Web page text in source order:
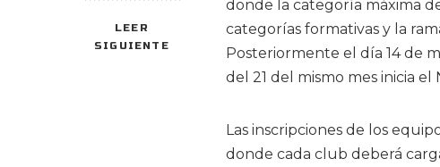
LEER
SIGUIENTE
donde la categoría máxima
categorías formativas y la
Posteriormente el día 14 de
del 21 del mismo mes inicia el
Las inscripciones de los
donde cada club deberá